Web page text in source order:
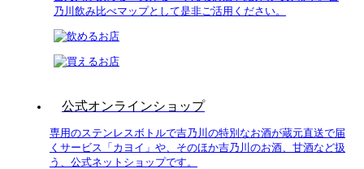
乃川飲み比べマップとして是非ご活用ください。
公式オンラインショップ
専用のステンレスボトルで吉乃川の特別なお酒が蔵元直送で届
くサービス「カヨイ」や、そのほか吉乃川のお酒、甘酒など扱
う、公式ネットショップです。